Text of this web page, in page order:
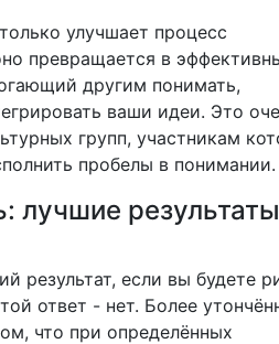
улучшает процесс
превращается в
другим понимать,
ваши идеи. Это
групп, участникам
пробелы в понимании.
лучшие результаты
результат, если вы будете
ответ - нет. Более
что при определённых